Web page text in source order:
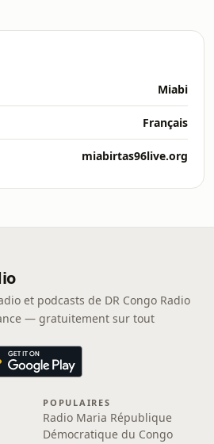
Miabi
Français
miabirtas96live.org
et podcasts de DR Congo Radio
— gratuitement sur tout
POPULAIRES
Radio Maria République
Démocratique du Congo